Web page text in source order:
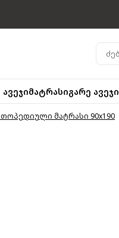
მატრასიგარე ავეჯი
მატრასი 90x190